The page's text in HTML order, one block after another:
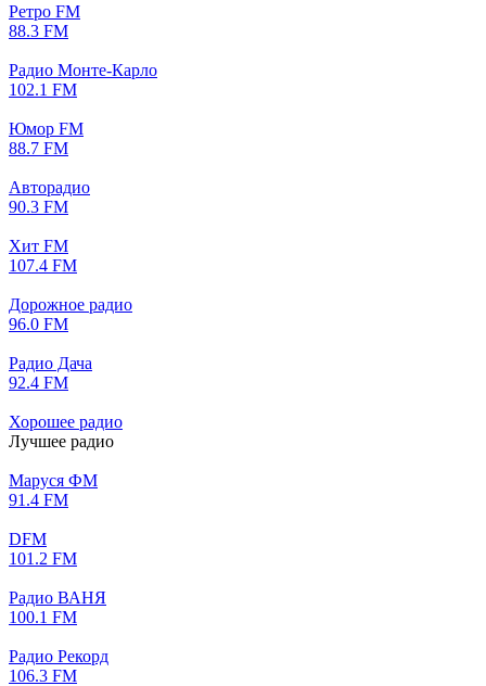
Ретро FM
88.3 FM
Радио Монте-Карло
102.1 FM
Юмор FM
88.7 FM
Авторадио
90.3 FM
Хит FM
107.4 FM
Дорожное радио
96.0 FM
Радио Дача
92.4 FM
Хорошее радио
Лучшее радио
Маруся ФМ
91.4 FM
DFM
101.2 FM
Радио ВАНЯ
100.1 FM
Радио Рекорд
106.3 FM